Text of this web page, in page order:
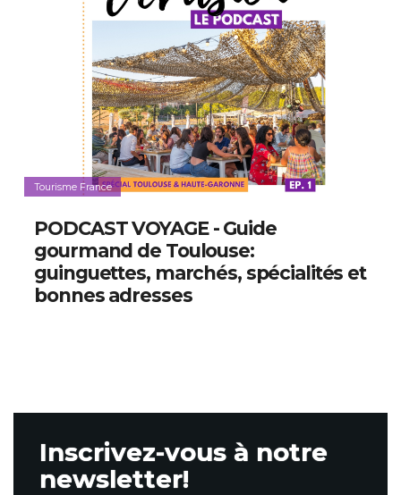
Tourisme France
PODCAST VOYAGE - Guide
gourmand de Toulouse:
guinguettes, marchés, spécialités et
bonnes adresses
Inscrivez-vous à notre
newsletter!